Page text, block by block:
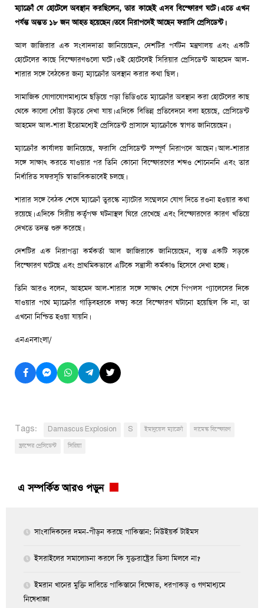
ম্যাক্রোঁ যে হোটেলে অবস্থান করছিলেন, তার কাছেই এসব বিস্ফোরণ ঘটে। এতে এখন
পর্যন্ত অন্তত ১৮ জন আহত হয়েছেন। তবে নিরাপদেই আছেন ফরাসি প্রেসিডেন্ট।
আল জাজিরার এক সংবাদদাতা জানিয়েছেন, দেশটির পর্যটন মন্ত্রণালয় এবং একটি
হোটেলের কাছে বিস্ফোরণগুলো ঘটে। ওই হোটেলেই সিরিয়ার প্রেসিডেন্ট আহমেদ আল-
শারার সঙ্গে বৈঠকের জন্য ম্যাক্রোঁর অবস্থান করার কথা ছিল।
সামাজিক যোগাযোগমাধ্যমে ছড়িয়ে পড়া ভিডিওতে ম্যাক্রোঁর অবস্থান করা হোটেলের কাছ
থেকে কালো ধোঁয়া উড়তে দেখা যায়। এদিকে বিভিন্ন প্রতিবেদনে বলা হয়েছে, প্রেসিডেন্ট
আহমেদ আল-শারা ইতোমধ্যেই প্রেসিডেন্ট প্রাসাদে ম্যাক্রোঁকে স্বাগত জানিয়েছেন।
ম্যাক্রোঁর কার্যালয় জানিয়েছে, ফরাসি প্রেসিডেন্ট সম্পূর্ণ নিরাপদে আছেন। আল-শারার
সঙ্গে সাক্ষাৎ করতে যাওয়ার পর তিনি কোনো বিস্ফোরণের শব্দও শোনেননি এবং তার
নির্ধারিত সফরসূচি স্বাভাবিকভাবেই চলছে।
শারার সঙ্গে বৈঠক শেষে ম্যাক্রোঁ তুরস্কে ন্যাটোর সম্মেলনে যোগ দিতে রওনা হওয়ার কথা
রয়েছে। এদিকে সিরীয় কর্তৃপক্ষ ঘটনাস্থল ঘিরে রেখেছে এবং বিস্ফোরণের কারণ খতিয়ে
দেখতে তদন্ত শুরু করেছে।
দেশটির এক নিরাপত্তা কর্মকর্তা আল জাজিরাকে জানিয়েছেন, ব্যস্ত একটি সড়কে
বিস্ফোরণ ঘটেছে এবং প্রাথমিকভাবে এটিকে সন্ত্রাসী কর্মকাণ্ড হিসেবে দেখা হচ্ছে।
তিনি আরও বলেন, আহমেদ আল-শারার সঙ্গে সাক্ষাৎ শেষে পিপলস প্যালেসের দিকে
যাওয়ার পথে ম্যাক্রোঁর গাড়িবহরকে লক্ষ্য করে বিস্ফোরণ ঘটানো হয়েছিল কি না, তা
এখনো নিশ্চিত হওয়া যায়নি।
এনএনবাংলা/
Tags: Damascus Explosion S ইমানুয়েল ম্যাক্রোঁ
দামেস্ক বিস্ফোরণ
ফ্রান্সের প্রেসিডেন্ট
সিরিয়া
এ সম্পর্কিত আরও পড়ুন
সাংবাদিকদের দমন-পীড়ন করছে পাকিস্তান: নিউইয়র্ক টাইমস
ইসরাইলের সমালোচনা করলে কি যুক্তরাষ্ট্রের ভিসা মিলবে না?
ইমরান খানের মুক্তি দাবিতে পাকিস্তানে বিক্ষোভ, ধরপাকড় ও গণমাধ্যমে
নিষেধাজ্ঞা